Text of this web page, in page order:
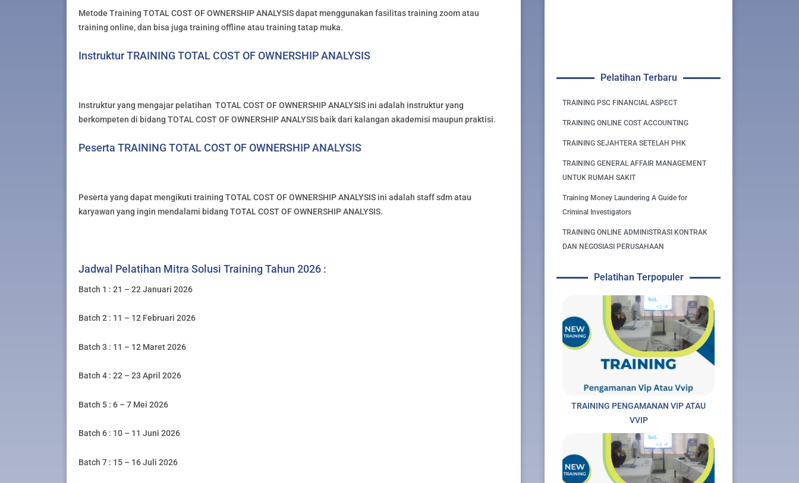
Metode Training TOTAL COST OF OWNERSHIP ANALYSIS dapat menggunakan fasilitas training zoom atau
training online, dan bisa juga training offline atau training tatap muka.
Instruktur TRAINING TOTAL COST OF OWNERSHIP ANALYSIS
Instruktur yang mengajar pelatihan TOTAL COST OF OWNERSHIP ANALYSIS ini adalah instruktur yang
berkompeten di bidang TOTAL COST OF OWNERSHIP ANALYSIS baik dari kalangan akademisi maupun praktisi.
Peserta TRAINING TOTAL COST OF OWNERSHIP ANALYSIS
Peserta yang dapat mengikuti training TOTAL COST OF OWNERSHIP ANALYSIS ini adalah staff sdm atau
karyawan yang ingin mendalami bidang TOTAL COST OF OWNERSHIP ANALYSIS.
Jadwal Pelatihan Mitra Solusi Training Tahun 2026 :
Batch 1 : 21 – 22 Januari 2026
Batch 2 : 11 – 12 Februari 2026
Batch 3 : 11 – 12 Maret 2026
Batch 4 : 22 – 23 April 2026
Batch 5 : 6 – 7 Mei 2026
Batch 6 : 10 – 11 Juni 2026
Batch 7 : 15 – 16 Juli 2026
Pelatihan Terbaru
TRAINING PSC FINANCIAL ASPECT
TRAINING ONLINE COST ACCOUNTING
TRAINING SEJAHTERA SETELAH PHK
TRAINING GENERAL AFFAIR MANAGEMENT
UNTUK RUMAH SAKIT
Training Money Laundering A Guide for
Criminal Investigators
TRAINING ONLINE ADMINISTRASI KONTRAK
DAN NEGOSIASI PERUSAHAAN
Pelatihan Terpopuler
TRAINING PENGAMANAN VIP ATAU
VVIP